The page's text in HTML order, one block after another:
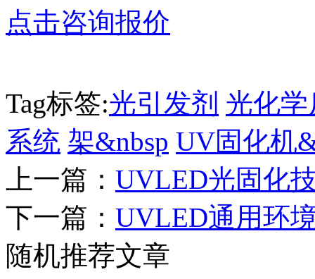
点击咨询报价
Tag标签:光引发剂 光化学
系统 架&nbsp UV固化机
上一篇： UVLED光固化
下一篇： UVLED通用环
随机推荐文章